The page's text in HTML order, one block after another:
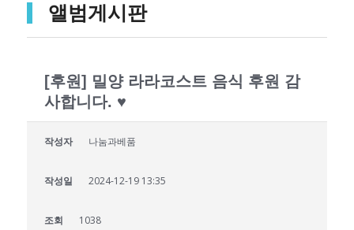
앨범게시판
[후원] 밀양 라라코스트 음식 후원 감
사합니다. ♥
작성자 나눔과베품
작성일 2024-12-19 13:35
조회 1038